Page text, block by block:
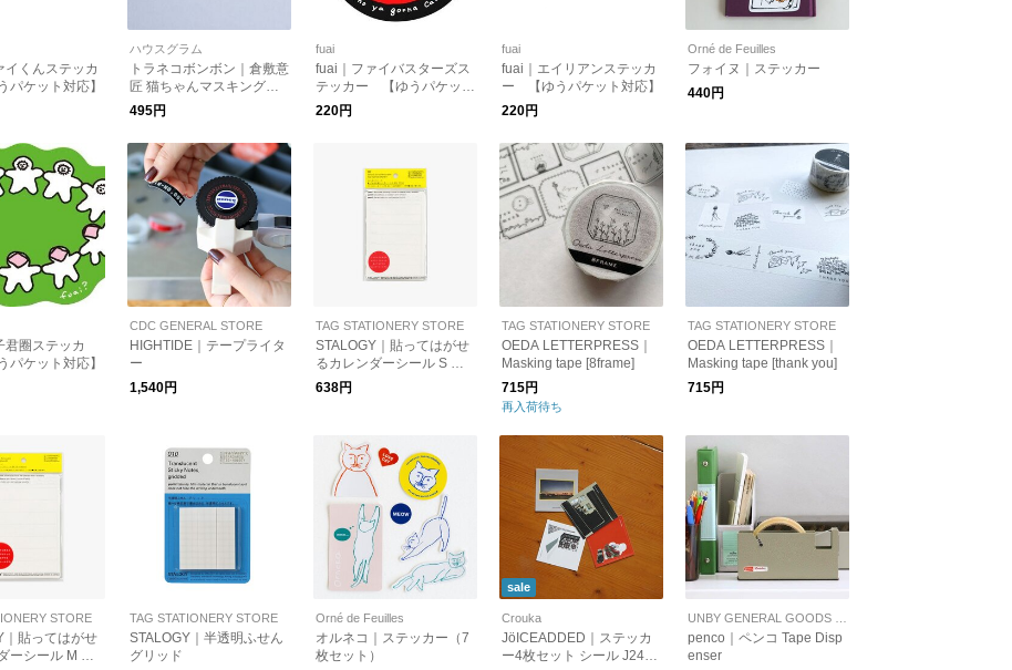
イくんステッカ
ケット対応】
ハウスグラム
トラネコボンボン｜倉敷意
匠 猫ちゃんマスキングテ
ープ 2種類【文房具・マス
テ】【猫グッズ】【母の
日】
495円
fuai
fuai｜ファイバスターズス
テッカー 【ゆうパケット
対応】
220円
fuai
fuai｜エイリアンステッカ
ー 【ゆうパケット対応】
220円
Orné de Feuilles
フォイヌ｜ステッカー
440円
君圈ステッカ
ケット対応】
CDC GENERAL STORE
HIGHTIDE｜テープライタ
ー
1,540円
TAG STATIONERY STORE
STALOGY｜貼ってはがせ
るカレンダーシール S 週
間カレンダー用
638円
TAG STATIONERY STORE
OEDA LETTERPRESS｜
Masking tape [8frame]
715円
再入荷待ち
TAG STATIONERY STORE
OEDA LETTERPRESS｜
Masking tape [thank you]
715円
STORE
｜貼ってはがせ
ーシール M 週
TAG STATIONERY STORE
STALOGY｜半透明ふせん
グリッド
Orné de Feuilles
オルネコ｜ステッカー（7
枚セット）
sale
Crouka
JöICEADDED｜ステッカ
ー4枚セット シール J241S
penco｜ペンコ Tape Disp
enser